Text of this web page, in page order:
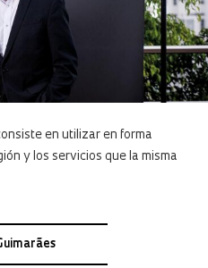
en utilizar en forma
y los servicios que la misma